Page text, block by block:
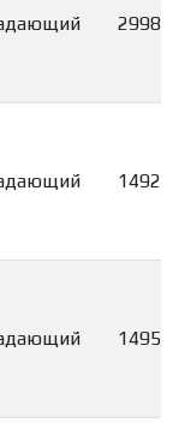
2998
1492
1495